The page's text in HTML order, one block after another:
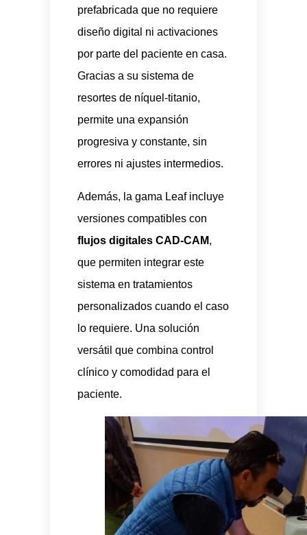
prefabricada que no requiere
diseño digital ni activaciones
por parte del paciente en casa.
Gracias a su sistema de
resortes de níquel-titanio,
permite una expansión
progresiva y constante, sin
errores ni ajustes intermedios.
Además, la gama Leaf incluye
versiones compatibles con
flujos digitales CAD-CAM,
que permiten integrar este
sistema en tratamientos
personalizados cuando el caso
lo requiere. Una solución
versátil que combina control
clínico y comodidad para el
paciente.